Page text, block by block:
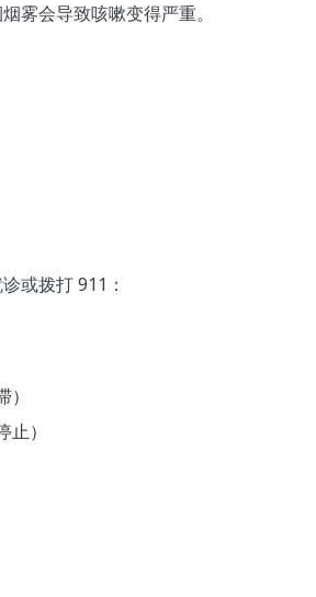
雾会导致咳嗽变得严重。
或拨打 911：
）